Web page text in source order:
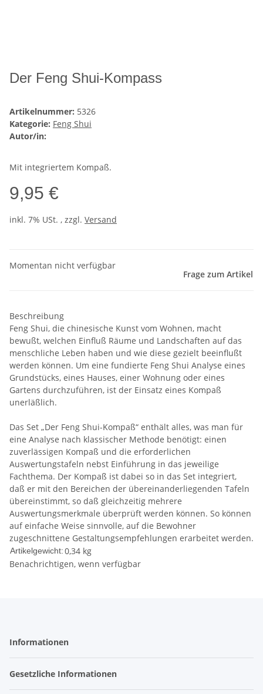
Der Feng Shui-Kompass
Artikelnummer: 5326
Kategorie: Feng Shui
Autor/in:
Mit integriertem Kompaß.
9,95 €
inkl. 7% USt. , zzgl. Versand
Momentan nicht verfügbar
Frage zum Artikel
Beschreibung
Feng Shui, die chinesische Kunst vom Wohnen, macht
bewußt, welchen Einfluß Räume und Landschaften auf das
menschliche Leben haben und wie diese gezielt beeinflußt
werden können. Um eine fundierte Feng Shui Analyse eines
Grundstücks, eines Hauses, einer Wohnung oder eines
Gartens durchzuführen, ist der Einsatz eines Kompaß
unerläßlich.
Das Set „Der Feng Shui-Kompaß“ enthält alles, was man für
eine Analyse nach klassischer Methode benötigt: einen
zuverlässigen Kompaß und die erforderlichen
Auswertungstafeln nebst Einführung in das jeweilige
Fachthema. Der Kompaß ist dabei so in das Set integriert,
daß er mit den Bereichen der übereinanderliegenden Tafeln
übereinstimmt, so daß gleichzeitig mehrere
Auswertungsmerkmale überprüft werden können. So können
auf einfache Weise sinnvolle, auf die Bewohner
zugeschnittene Gestaltungsempfehlungen erarbeitet werden.
Artikelgewicht:0,34 kg
Benachrichtigen, wenn verfügbar
Informationen
Gesetzliche Informationen